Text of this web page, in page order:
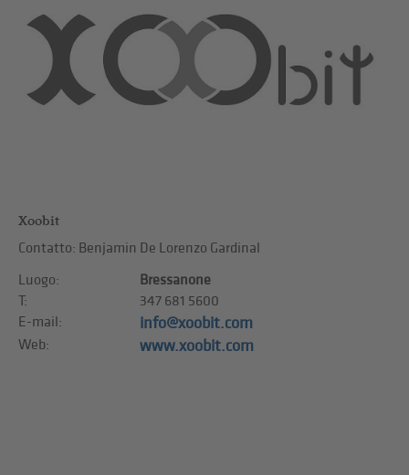
Xoobit
Contatto: Benjamin De Lorenzo Gardinal
Luogo:
Bressanone
T:
347 681 5600
E-mail:
info@xoobit.com
Web: www.xoobit.com